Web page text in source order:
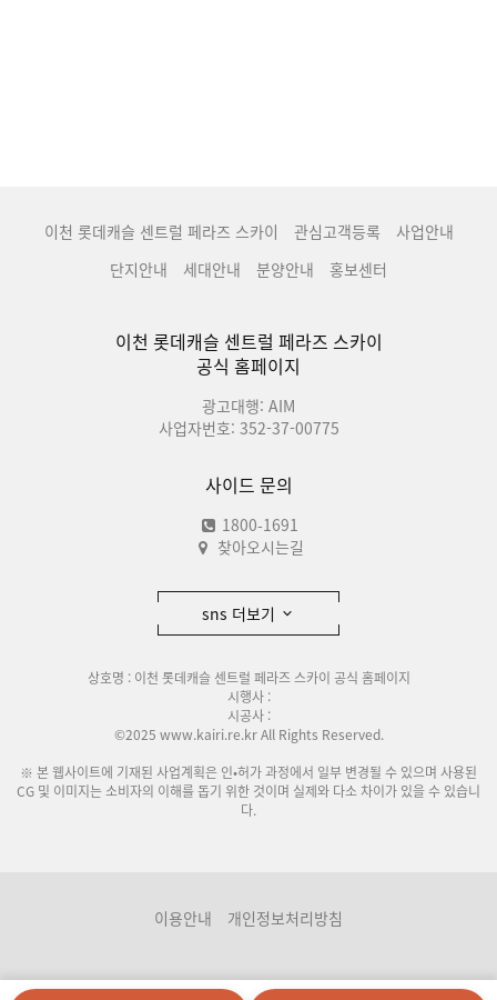
이천 롯데캐슬 센트럴 페라즈 스카이 관심고객등록
사업안내
단지안내
세대안내 분양안내 홍보센터
이천 롯데캐슬 센트럴 페라즈 스카이
공식 홈페이지
광고대행: AIM
사업자번호: 352-37-00775
사이드 문의
1800-1691
찾아오시는길
sns 더보기
상호명 : 이천 롯데캐슬 센트럴 페라즈 스카이 공식 홈페이지
시행사 :
시공사 :
©2025 www.kairi.re.kr All Rights Reserved.
※ 본 웹사이트에 기재된 사업계획은 인•허가 과정에서 일부 변경될 수 있으며 사용된
CG 및 이미지는 소비자의 이해를 돕기 위한 것이며 실제와 다소 차이가 있을 수 있습니
다.
이용안내 개인정보처리방침